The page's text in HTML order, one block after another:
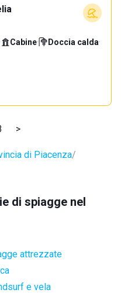
Cabine· Doccia calda·
>
di Piacenza
di spiagge nel
attrezzate
e vela